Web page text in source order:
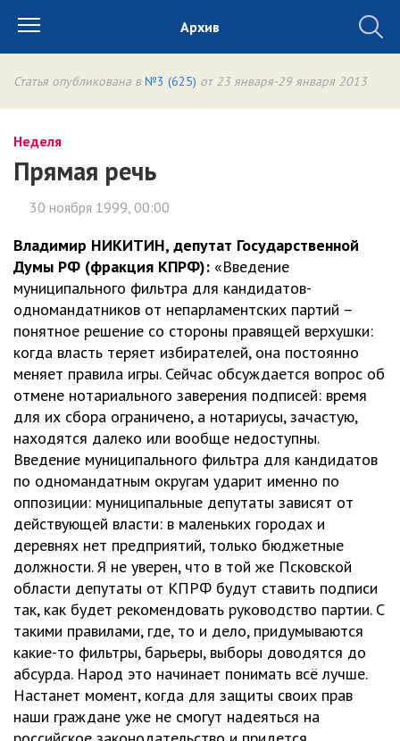
Архив
Статья опубликована в №3 (625) от 23 января-29 января 2013
Неделя
Прямая речь
30 ноября 1999, 00:00
Владимир НИКИТИН, депутат Государственной
Думы РФ (фракция КПРФ): «Введение
муниципального фильтра для кандидатов-
одномандатников от непарламентских партий –
понятное решение со стороны правящей верхушки:
когда власть теряет избирателей, она постоянно
меняет правила игры. Сейчас обсуждается вопрос об
отмене нотариального заверения подписей: время
для их сбора ограничено, а нотариусы, зачастую,
находятся далеко или вообще недоступны.
Введение муниципального фильтра для кандидатов
по одномандатным округам ударит именно по
оппозиции: муниципальные депутаты зависят от
действующей власти: в маленьких городах и
деревнях нет предприятий, только бюджетные
должности. Я не уверен, что в той же Псковской
области депутаты от КПРФ будут ставить подписи
так, как будет рекомендовать руководство партии. С
такими правилами, где, то и дело, придумываются
какие-то фильтры, барьеры, выборы доводятся до
абсурда. Народ это начинает понимать всё лучше.
Настанет момент, когда для защиты своих прав
наши граждане уже не смогут надеяться на